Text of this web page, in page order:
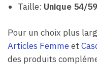
Taille: Unique 54/59
Pour un choix plus
Articles Femmeet
des produits